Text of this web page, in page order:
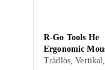
R-Go Tools He
Ergonomic